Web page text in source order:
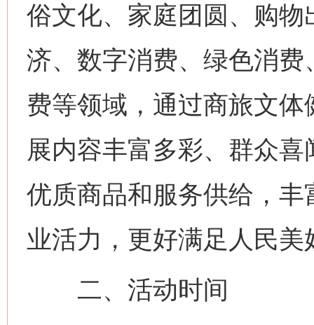
俗文化、家庭团圆、购
济、数字消费、绿色消
费等领域，通过商旅文
展内容丰富多彩、群众
优质商品和服务供给，
业活力，更好满足人民美
二、活动时间